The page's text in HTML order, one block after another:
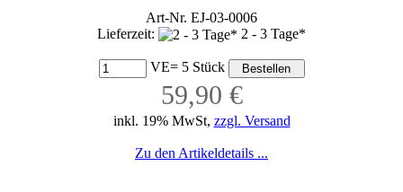
Art-Nr. EJ-03-0006
Lieferzeit:
2 - 3 Tage*
VE= 5 Stück
59,90 €
inkl. 19% MwSt, zzgl. Versand
Zu den Artikeldetails ...